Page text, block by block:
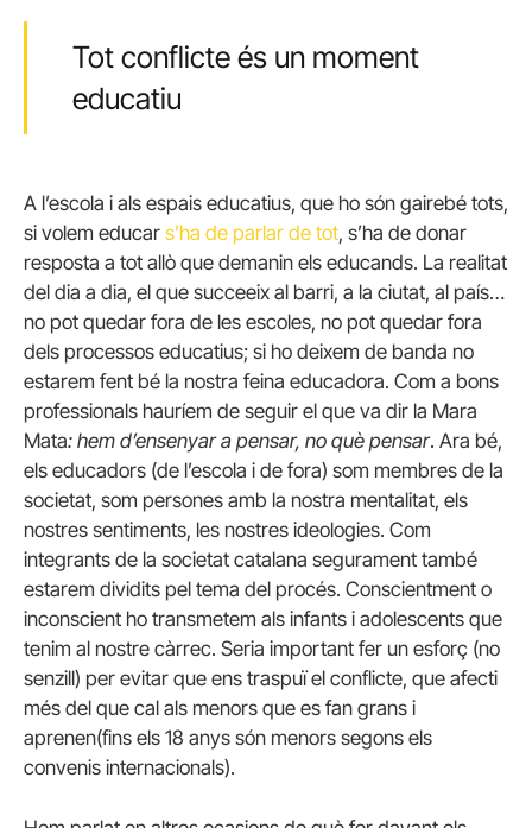
Tot conflicte és un moment
educatiu
A l’escola i als espais educatius, que ho són gairebé tots,
si volem educar s’ha de parlar de tot, s’ha de donar
resposta a tot allò que demanin els educands. La realitat
del dia a dia, el que succeeix al barri, a la ciutat, al país…
no pot quedar fora de les escoles, no pot quedar fora
dels processos educatius; si ho deixem de banda no
estarem fent bé la nostra feina educadora. Com a bons
professionals hauríem de seguir el que va dir la Mara
Mata: hem d’ensenyar a pensar, no què pensar. Ara bé,
els educadors (de l’escola i de fora) som membres de la
societat, som persones amb la nostra mentalitat, els
nostres sentiments, les nostres ideologies. Com
integrants de la societat catalana segurament també
estarem dividits pel tema del procés. Conscientment o
inconscient ho transmetem als infants i adolescents que
tenim al nostre càrrec. Seria important fer un esforç (no
senzill) per evitar que ens traspuï el conflicte, que afecti
més del que cal als menors que es fan grans i
aprenen(fins els 18 anys són menors segons els
convenis internacionals).